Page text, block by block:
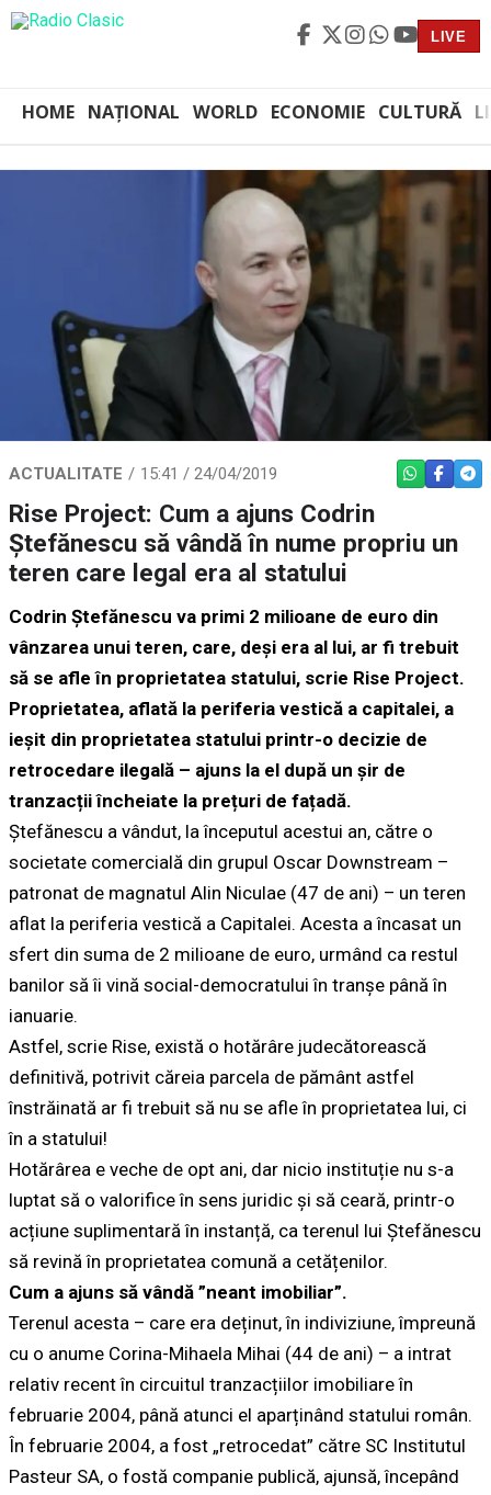
LIVE
HOME NAȚIONAL WORLD ECONOMIE CULTURĂ
ACTUALITATE 15:41 / 24/04/2019 WHATSAPP
Rise Project: Cum a ajuns Codrin
Ștefănescu să vândă în nume propriu un
teren care legal era al statului
Codrin Ștefănescu va primi 2 milioane de euro din
vânzarea unui teren, care, deși era al lui, ar fi trebuit
să se afle în proprietatea statului, scrie Rise Project.
Proprietatea, aflată la periferia vestică a capitalei, a
ieșit din proprietatea statului printr-o decizie de
retrocedare ilegală – ajuns la el după un șir de
tranzacții încheiate la prețuri de fațadă.
Ștefănescu a vândut, la începutul acestui an, către o
societate comercială din grupul Oscar Downstream –
patronat de magnatul Alin Niculae (47 de ani) – un teren
aflat la periferia vestică a Capitalei. Acesta a încasat un
sfert din suma de 2 milioane de euro, urmând ca restul
banilor să îi vină social-democratului în tranșe până în
ianuarie.
Astfel, scrie Rise, există o hotărâre judecătorească
definitivă, potrivit căreia parcela de pământ astfel
înstrăinată ar fi trebuit să nu se afle în proprietatea lui, ci
în a statului!
Hotărârea e veche de opt ani, dar nicio instituție nu s-a
luptat să o valorifice în sens juridic și să ceară, printr-o
acțiune suplimentară în instanță, ca terenul lui Ștefănescu
să revină în proprietatea comună a cetățenilor.
Cum a ajuns să vândă ”neant imobiliar”.
Terenul acesta – care era deținut, în indiviziune, împreună
cu o anume Corina-Mihaela Mihai (44 de ani) – a intrat
relativ recent în circuitul tranzacțiilor imobiliare în
februarie 2004, până atunci el aparținând statului român.
În februarie 2004, a fost „retrocedat” către SC Institutul
Pasteur SA, o fostă companie publică, ajunsă, începând